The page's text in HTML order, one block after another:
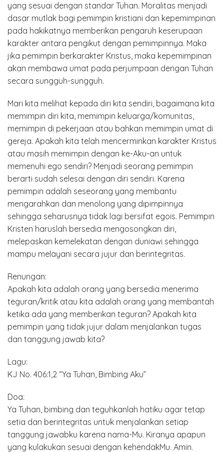
yang sesuai dengan standar Tuhan. Moralitas menjadi
dasar mutlak bagi pemimpin kristiani dan kepemimpinan
pada hakikatnya memberikan pengaruh keserupaan
karakter antara pengikut dengan pemimpinnya. Maka
jika pemimpin berkarakter Kristus, maka kepemimpinan
akan membawa umat pada perjumpaan dengan Tuhan
secara sungguh-sungguh.
Mari kita melihat kepada diri kita sendiri, bagaimana kita
memimpin diri kita, memimpin keluarga/komunitas,
memimpin di pekerjaan atau bahkan memimpin umat di
gereja. Apakah kita telah mencerminkan karakter Kristus
atau masih memimpin dengan ke-Aku-an untuk
memenuhi ego sendiri? Menjadi seorang pemimpin
berarti sudah selesai dengan diri sendiri. Karena
pemimpin adalah seseorang yang membantu
mengarahkan dan menolong yang dipimpinnya
sehingga seharusnya tidak lagi bersifat egois. Pemimpin
Kristen haruslah bersedia mengosongkan diri,
melepaskan kemelekatan dengan duniawi sehingga
mampu melayani secara jujur dan berintegritas.
Renungan:
Apakah kita adalah orang yang bersedia menerima
teguran/kritik atau kita adalah orang yang membantah
ketika ada yang memberikan teguran? Apakah kita
pemimpin yang tidak jujur dalam menjalankan tugas
dan tanggung jawab kita?
Lagu:
KJ No. 406:1,2 “Ya Tuhan, Bimbing Aku”
Doa:
Ya Tuhan, bimbing dan teguhkanlah hatiku agar tetap
setia dan berintegritas untuk menjalankan setiap
tanggung jawabku karena nama-Mu. Kiranya apapun
yang kulakukan sesuai dengan kehendakMu. Amin.